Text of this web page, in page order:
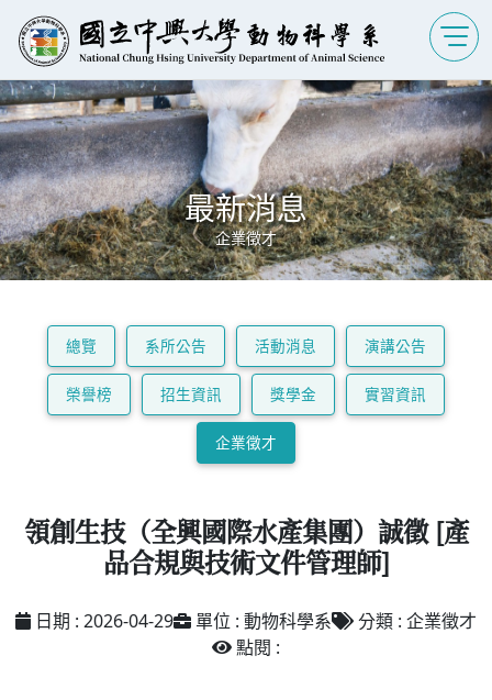
最新消息
企業徵才
總覽 系所公告 活動消息 演講公告
榮譽榜 招生資訊 獎學金 實習資訊
企業徵才
領創生技（全興國際水產集團）誠徵 [產
品合規與技術文件管理師]
日期 : 2026-04-29 單位 : 動物科學系
分類 : 企業徵才
點閱 :